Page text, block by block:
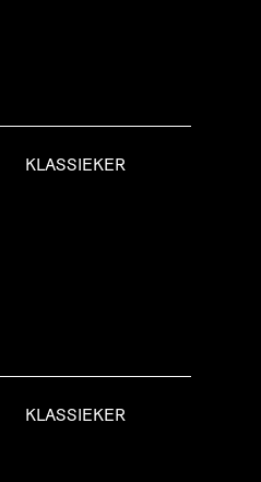
KLASSIEKER
KLASSIEKER